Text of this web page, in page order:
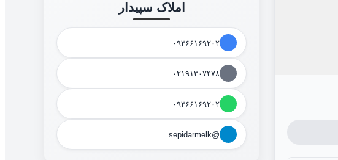
املاک سپیدار
۰۹۳۶۶۱۶۹۲۰۲
۰۲۱۹۱۳۰۷۴۷۸
۰۹۳۶۶۱۶۹۲۰۲
@sepidarmelk